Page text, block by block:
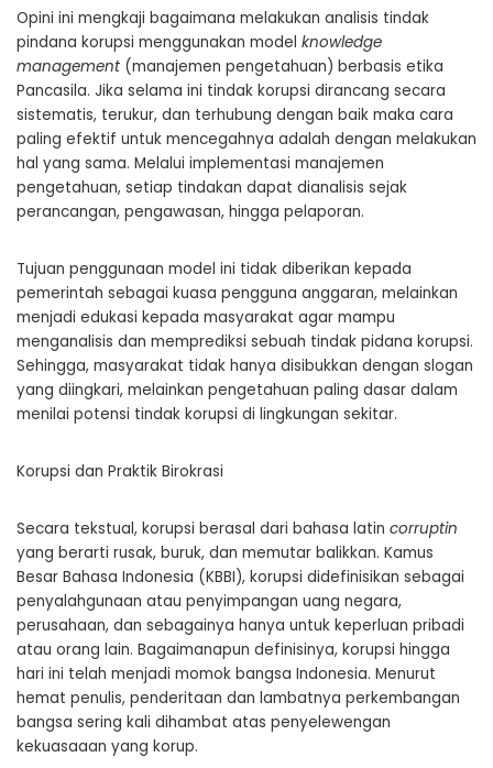
Opini ini mengkaji bagaimana melakukan analisis tindak
pindana korupsi menggunakan model knowledge
management (manajemen pengetahuan) berbasis etika
Pancasila. Jika selama ini tindak korupsi dirancang secara
sistematis, terukur, dan terhubung dengan baik maka cara
paling efektif untuk mencegahnya adalah dengan melakukan
hal yang sama. Melalui implementasi manajemen
pengetahuan, setiap tindakan dapat dianalisis sejak
perancangan, pengawasan, hingga pelaporan.
Tujuan penggunaan model ini tidak diberikan kepada
pemerintah sebagai kuasa pengguna anggaran, melainkan
menjadi edukasi kepada masyarakat agar mampu
menganalisis dan memprediksi sebuah tindak pidana korupsi.
Sehingga, masyarakat tidak hanya disibukkan dengan slogan
yang diingkari, melainkan pengetahuan paling dasar dalam
menilai potensi tindak korupsi di lingkungan sekitar.
Korupsi dan Praktik Birokrasi
Secara tekstual, korupsi berasal dari bahasa latin corruptin
yang berarti rusak, buruk, dan memutar balikkan. Kamus
Besar Bahasa Indonesia (KBBI), korupsi didefinisikan sebagai
penyalahgunaan atau penyimpangan uang negara,
perusahaan, dan sebagainya hanya untuk keperluan pribadi
atau orang lain. Bagaimanapun definisinya, korupsi hingga
hari ini telah menjadi momok bangsa Indonesia. Menurut
hemat penulis, penderitaan dan lambatnya perkembangan
bangsa sering kali dihambat atas penyelewengan
kekuasaaan yang korup.